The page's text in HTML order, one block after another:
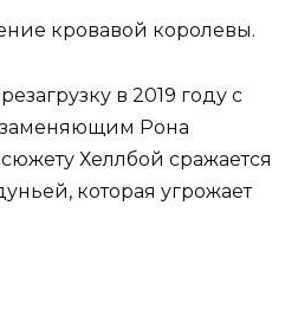
кровавой королевы.
в 2019 году с
Рона
Хеллбой сражается
которая угрожает